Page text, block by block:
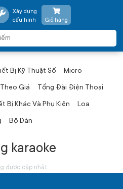
Xây dựng
cấu hình
Giỏ hàng
Bị Kỹ Thuật Số Micro
Giá Tổng Đài Điện Thoại
Bị Khác Và Phụ Kiện Loa
Bộ Dàn
karaoke
được cập nhật...